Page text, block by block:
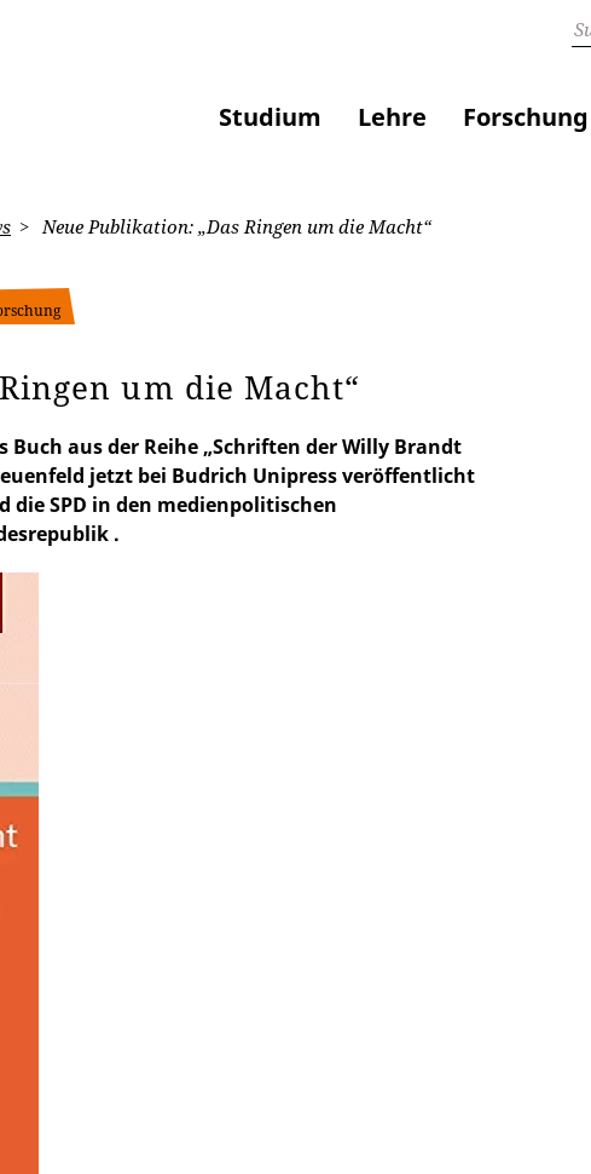
Studium Lehre Forschung
Neue Publikation: „Das Ringen um die Macht“
um die Macht“
Buch aus der Reihe „Schriften der Willy Brandt
jetzt bei Budrich Unipress veröffentlicht
SPD in den medienpolitischen
.